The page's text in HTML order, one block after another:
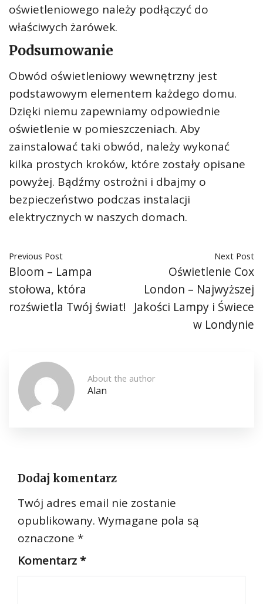
oświetleniowego należy podłączyć do
właściwych żarówek.
Podsumowanie
Obwód oświetleniowy wewnętrzny jest
podstawowym elementem każdego domu.
Dzięki niemu zapewniamy odpowiednie
oświetlenie w pomieszczeniach. Aby
zainstalować taki obwód, należy wykonać
kilka prostych kroków, które zostały opisane
powyżej. Bądźmy ostrożni i dbajmy o
bezpieczeństwo podczas instalacji
elektrycznych w naszych domach.
Previous Post
Bloom – Lampa
stołowa, która
rozświetla Twój świat!
Next Post
Oświetlenie Cox
London – Najwyższej
Jakości Lampy i Świece
w Londynie
About the author
Alan
Dodaj komentarz
Twój adres email nie zostanie
opublikowany. Wymagane pola są
oznaczone *
Komentarz*